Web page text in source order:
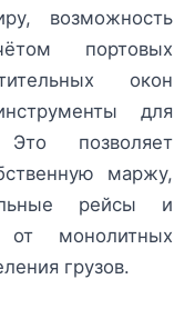
возможность
портовых
окон
для
позволяет
маржу,
рейсы и
от монолитных
грузов.